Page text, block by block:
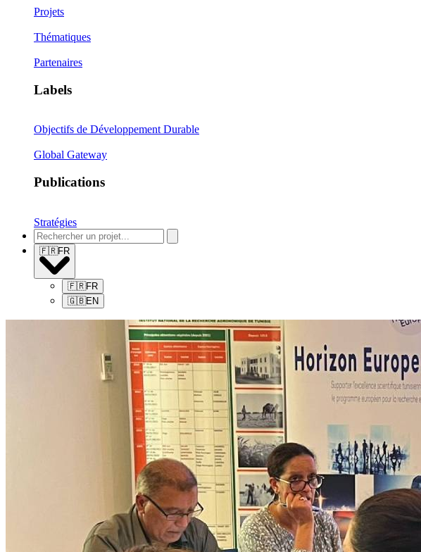
Projets
Thématiques
Partenaires
Labels
Objectifs de Développement Durable
Global Gateway
Publications
Stratégies
🇫🇷FR
🇫🇷FR
🇬🇧EN